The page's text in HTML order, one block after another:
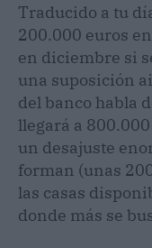
Traducido a tu
200.000 euros
en diciembre si
una suposición
del banco habla
llegará a
un desajuste
forman (unas
las casas
donde más se